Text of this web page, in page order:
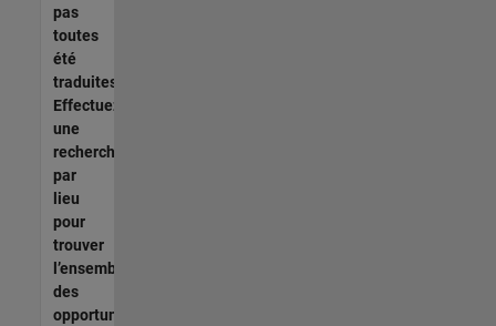
pas
toutes
été
traduites.
Effectuez
une
recherche
par
lieu
pour
trouver
l’ensemble
des
opportunités